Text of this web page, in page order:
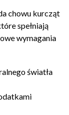
chowu kurcząt
spełniają
wymagania
światła